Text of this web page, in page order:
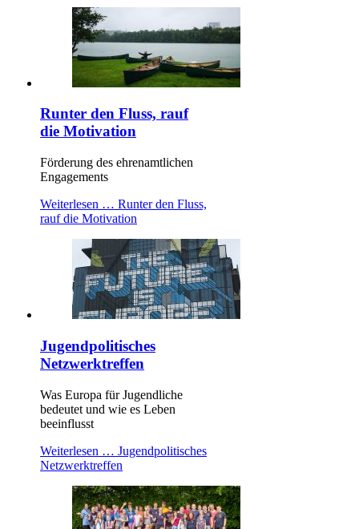
Runter den Fluss, rauf
die Motivation
Förderung des ehrenamtlichen
Engagements
Weiterlesen … Runter den Fluss,
rauf die Motivation
Jugendpolitisches
Netzwerktreffen
Was Europa für Jugendliche
bedeutet und wie es Leben
beeinflusst
Weiterlesen … Jugendpolitisches
Netzwerktreffen